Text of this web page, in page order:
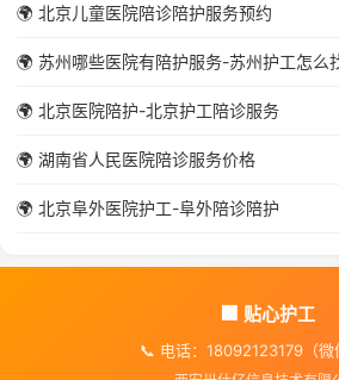
🌍 北京儿童医院陪诊陪护服务预约
🌍 苏州哪些医院有陪护服务-苏州护工怎么
🌍 北京医院陪护-北京护工陪诊服务
🌍 湖南省人民医院陪诊服务价格
🌍 北京阜外医院护工-阜外陪诊陪护
🏢 贴心护工
📞 电话：18092123179（微